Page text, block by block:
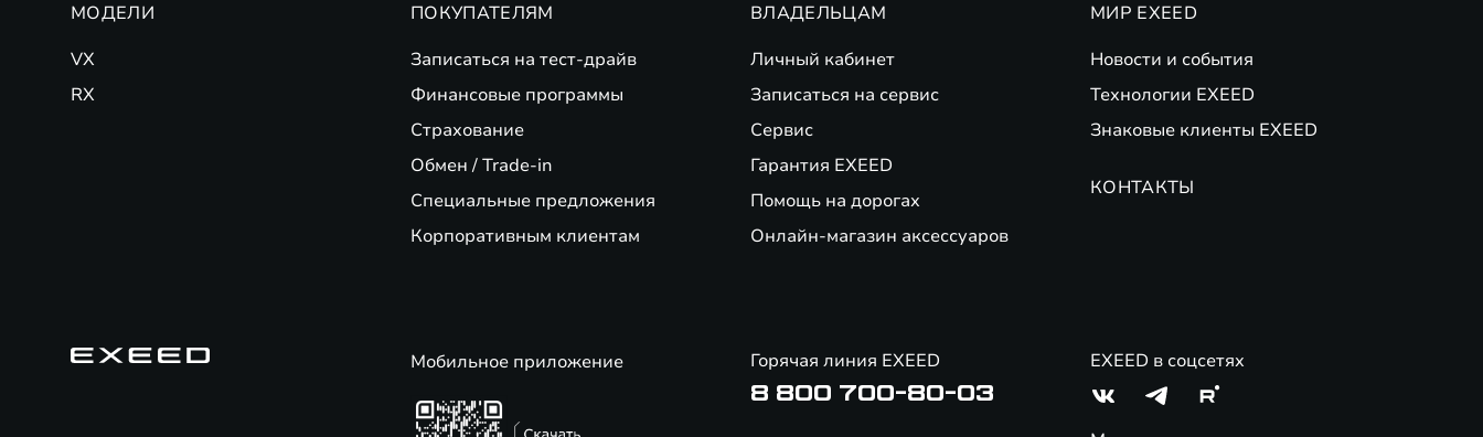
МОДЕЛИ
VX
RX
ПОКУПАТЕЛЯМ
Записаться на тест-драйв
Финансовые программы
Страхование
Обмен / Trade-in
Специальные предложения
Корпоративным клиентам
ВЛАДЕЛЬЦАМ
Личный кабинет
Записаться на сервис
Сервис
Гарантия EXEED
Помощь на дорогах
Онлайн-магазин аксессуаров
МИР EXEED
Новости и события
Технологии EXEED
Знаковые клиенты EXEED
КОНТАКТЫ
Мобильное приложение Горячая линия EXEED
8 800 700-80-03
EXEED в соцсетях